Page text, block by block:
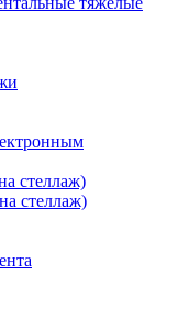
стеллаж)
стеллаж)